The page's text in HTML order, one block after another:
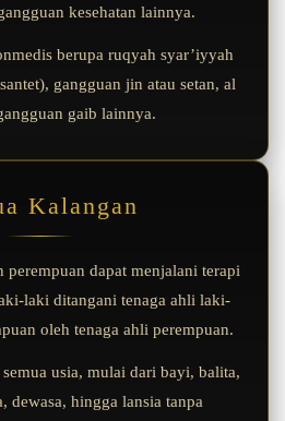
kesehatan lainnya.
berupa ruqyah syar’iyyah
gangguan jin atau setan, al
gaib lainnya.
Kalangan
perempuan dapat menjalani terapi
laki ditangani tenaga ahli laki-
oleh tenaga ahli perempuan.
usia, mulai dari bayi, balita,
dewasa, hingga lansia tanpa